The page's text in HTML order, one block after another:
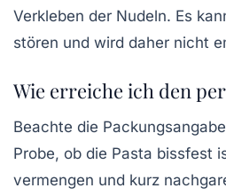
Verkleben der Nudeln. Es
stören und wird daher nicht
Wie erreiche ich den
Beachte die
Probe, ob die Pasta bissfest
vermengen und kurz